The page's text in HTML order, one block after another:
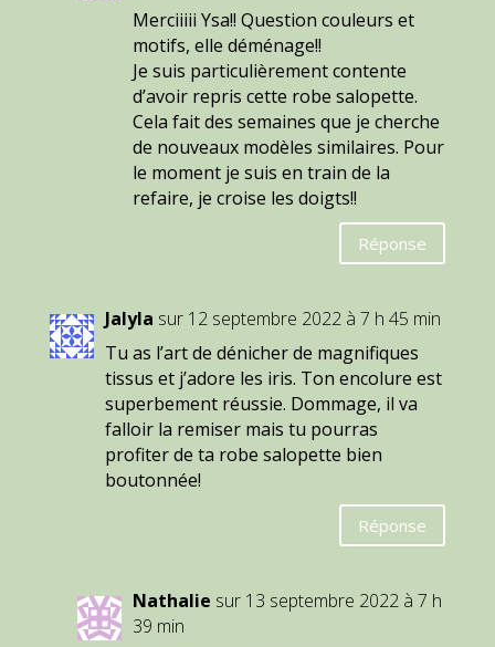
Merciiiii Ysa!! Question couleurs et
motifs, elle déménage!!
Je suis particulièrement contente
d’avoir repris cette robe salopette.
Cela fait des semaines que je cherche
de nouveaux modèles similaires. Pour
le moment je suis en train de la
refaire, je croise les doigts!!
Réponse
Jalyla sur 12 septembre 2022 à 7 h 45 min
Tu as l’art de dénicher de magnifiques
tissus et j’adore les iris. Ton encolure est
superbement réussie. Dommage, il va
falloir la remiser mais tu pourras
profiter de ta robe salopette bien
boutonnée!
Réponse
Nathalie sur 13 septembre 2022 à 7 h
39 min